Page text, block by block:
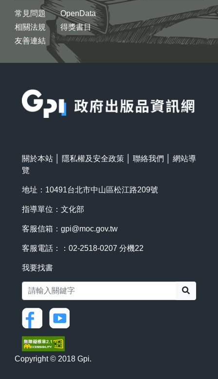
常見問題
相關法規
友善連結
OpenData
得獎書目
關於本站 隱私權及安全政策 聯絡我們
網站導
覽
地址：10491台北市中山區松江路209號
指導單位：文化部
客服信箱： gpi@moc.gov.tw
客服電話：：02-2518-0207 分機22
我要找書
Copyright © 2018 Gpi.